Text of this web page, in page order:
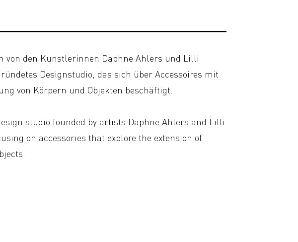
von den Künstlerinnen Daphne Ahlers und Lilli
Designstudio, das sich über Accessoires mit
von Körpern und Objekten beschäftigt.
studio founded by artists Daphne Ahlers and Lilli
on accessories that explore the extension of